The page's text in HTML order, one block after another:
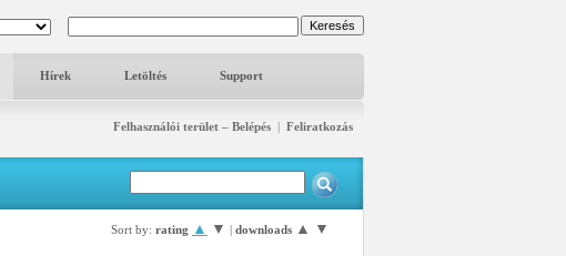
Hírek Letöltés Support
Felhasználói terület – Belépés | Feliratkozás
Sort by: rating ▲ ▼ | downloads ▲ ▼